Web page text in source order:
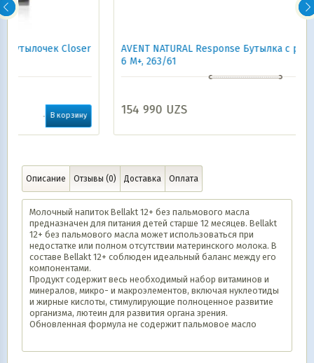
AVENT NATURAL Response Бутылка с ручками 150 ml,
154 990UZS
Описание Отзывы (0) Доставка Оплата
Молочный напиток Bellakt 12+ без пальмового масла
предназначен для питания детей старше 12 месяцев. Bellakt
12+ без пальмового масла может использоваться при
недостатке или полном отсутствии материнского молока. В
составе Bellakt 12+ соблюден идеальный баланс между его
компонентами.
Продукт содержит весь необходимый набор витаминов и
минералов, микро- и макроэлементов, включая нуклеотиды
и жирные кислоты, стимулирующие полноценное развитие
организма, лютеин для развития органа зрения.
Обновленная формула не содержит пальмовое масло